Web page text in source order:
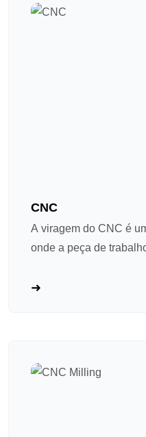
CNC
A viragem do CNC é
onde a peça de
nela como um "lathe
peças de raso e
tornou-se um